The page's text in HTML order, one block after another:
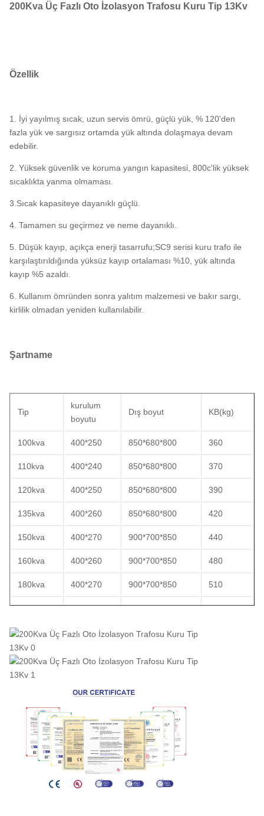
200Kva Üç Fazlı Oto İzolasyon Trafosu Kuru Tip 13Kv
Özellik
1. İyi yayılmış sıcak, uzun servis ömrü, güçlü yük, % 120'den
fazla yük ve sargısız ortamda yük altında dolaşmaya devam
edebilir.
2. Yüksek güvenlik ve koruma yangın kapasitesi, 800c'lik yüksek
sıcaklıkta yanma olmaması.
3.Sıcak kapasiteye dayanıklı güçlü.
4. Tamamen su geçirmez ve neme dayanıklı.
5. Düşük kayıp, açıkça enerji tasarrufu;SC9 serisi kuru trafo ile
karşılaştırıldığında yüksüz kayıp ortalaması %10, yük altında
kayıp %5 azaldı.
6. Kullanım ömründen sonra yalıtım malzemesi ve bakır sargı,
kirlilik olmadan yeniden kullanılabilir.
Şartname
Tip
kurulum
boyutu
Dış boyut KB(kg)
100kva 400*250 850*680*800 360
110kva 400*240 850*680*800 370
120kva 400*250 850*680*800 390
135kva 400*260 850*680*800 420
150kva 400*270 900*700*850 440
160kva 400*260 900*700*850 480
180kva 400*270 900*700*850 510
200kva 400*275 900*700*850 600
250kva 500*290 950*750*900
270kva 500*300
300kva
400kva 500*320 1100*830*1000
500kva 500*350 1100*850*1000